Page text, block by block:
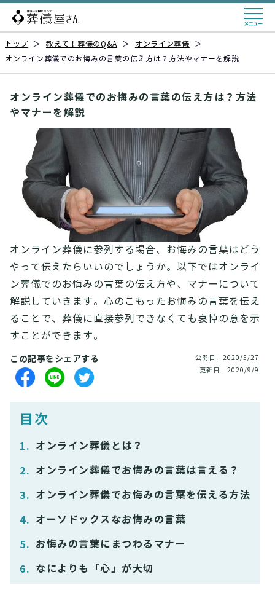
トップ ＞ 教えて！葬儀のQ&A ＞ オンライン葬儀
＞
オンライン葬儀でのお悔みの言葉の伝え方は？方法やマナーを解説
オンライン葬儀でのお悔みの言葉の伝え方は？方法
やマナーを解説
オンライン葬儀に参列する場合、お悔みの言葉はどう
やって伝えたらいいのでしょうか。以下ではオンライ
ン葬儀でのお悔みの言葉の伝え方や、マナーについて
解説していきます。心のこもったお悔みの言葉を伝え
ることで、葬儀に直接参列できなくても哀悼の意を示
すことができます。
この記事をシェアする
公開日 : 2020/5/27
更新日 : 2020/9/9
目次
オンライン葬儀とは？
オンライン葬儀でお悔みの言葉は言える？
オンライン葬儀でお悔みの言葉を伝える方法
オーソドックスなお悔みの言葉
お悔みの言葉にまつわるマナー
なによりも「心」が大切